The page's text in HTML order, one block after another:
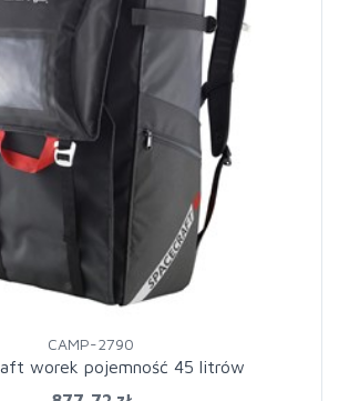
CAMP-2790
worek pojemność 45 litrów